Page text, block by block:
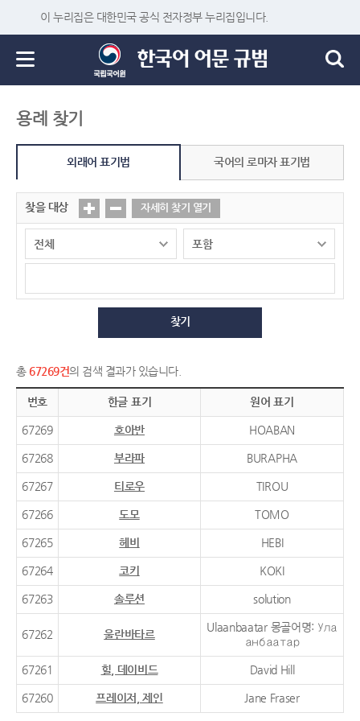
이 누리집은 대한민국 공식 전자정부 누리집입니다.
용례 찾기
외래어 표기법 국어의 로마자 표기법
찾을 대상 자세히 찾기 열기
찾기
총 67269건의 검색 결과가 있습니다.
번호 한글 표기 원어 표기
67269 호아반 HOABAN
67268 부라파 BURAPHA
67267 티로우 TIROU
67266 도모 TOMO
67265 헤비 HEBI
67264 코키 KOKI
67263 솔루션 solution
67262 울란바타르
Ulaanbaatar 몽골어명: Ула
анбаатар
67261 힐, 데이비드 David Hill
67260 프레이저, 제인 Jane Fraser